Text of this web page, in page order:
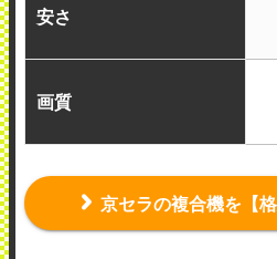
安さ
画質
京セラの複合機を【